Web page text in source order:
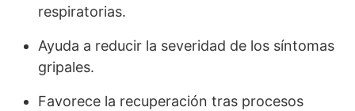
respiratorias.
Ayuda a reducir la severidad de los síntomas
gripales.
Favorece la recuperación tras procesos